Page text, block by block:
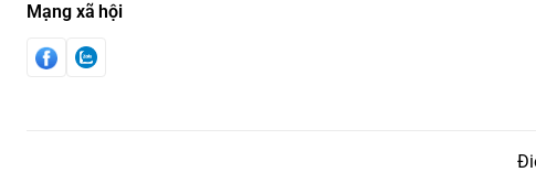
Mạng xã hội